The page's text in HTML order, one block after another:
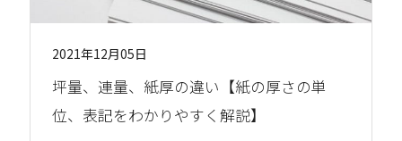
2021年12月05日
坪量、連量、紙厚の違い【紙の厚さの単
位、表記をわかりやすく解説】